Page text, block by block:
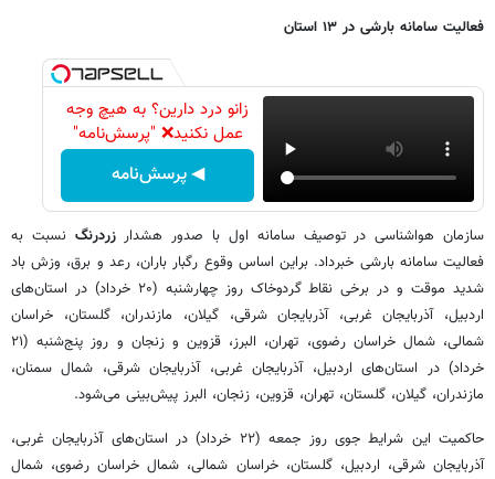
فعالیت سامانه بارشی در ۱۳ استان
زانو درد دارین؟ به هیچ وجه
عمل نکنید❌ "پرسش‌نامه"
◀ پرسش‌نامه
سازمان هواشناسی در توصیف سامانه اول با صدور هشدارزردرنگ نسبت به
فعالیت سامانه بارشی خبرداد. براین اساس وقوع رگبار باران، رعد و برق، وزش باد
شدید موقت و در برخی نقاط گردوخاک روز چهارشنبه (۲۰ خرداد) در استان‌های
اردبیل، آذربایجان غربی، آذربایجان شرقی، گیلان، مازندران، گلستان، خراسان
شمالی، شمال خراسان رضوی، تهران، البرز، قزوین و زنجان و روز پنج‌شنبه (۲۱
خرداد) در استان‌های اردبیل، آذربایجان غربی، آذربایجان شرقی، شمال سمنان،
مازندران، گیلان، گلستان، تهران، قزوین، زنجان، البرز پیش‌بینی می‌شود.
حاکمیت این شرایط جوی روز جمعه (۲۲ خرداد) در استان‌های آذربایجان غربی،
آذربایجان شرقی، اردبیل، گلستان، خراسان شمالی، شمال خراسان رضوی، شمال